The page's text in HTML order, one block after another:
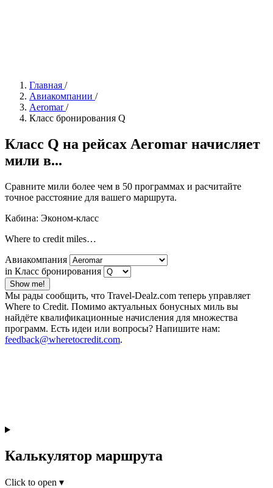
Главная /
Авиакомпании /
Aeromar /
Класс бронирования Q
Класс Q на рейсах Aeromar начисляет
мили в...
Сравните мили более чем в 50 программах и расчитайте
точное расстояние для вашего маршрута.
Кабина: Эконом-класс
Where to credit miles…
Авиакомпания
in Класс бронирования
Show me!
Мы рады сообщить, что Travel-Dealz.com теперь управляет
Where to Credit. Помимо актуальных бонусных миль вы
найдёте квалификационные начисления для множества
программ. Есть идеи или вопросы? Напишите нам:
feedback@wheretocredit.com.
Калькулятор маршрута
Click to open ▾